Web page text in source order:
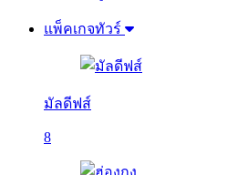
แพ็คเกจทัวร์
มัลดีฟส์
8